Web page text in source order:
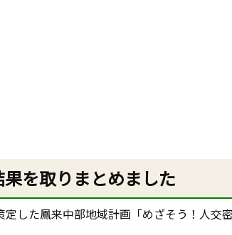
を取りまとめました
した鳳来中部地域計画「めざそう！人